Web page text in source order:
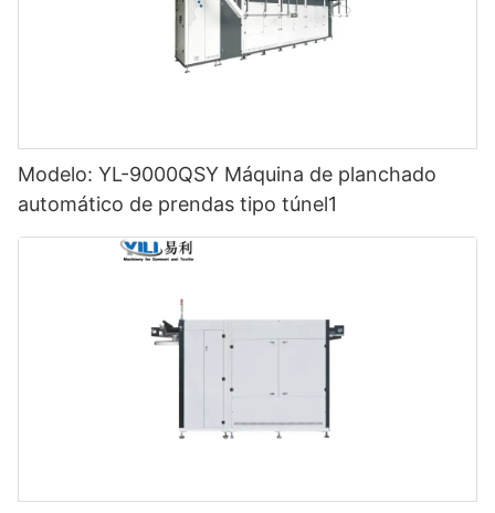
Modelo: YL-9000QSY Máquina de planchado
automático de prendas tipo túnel1